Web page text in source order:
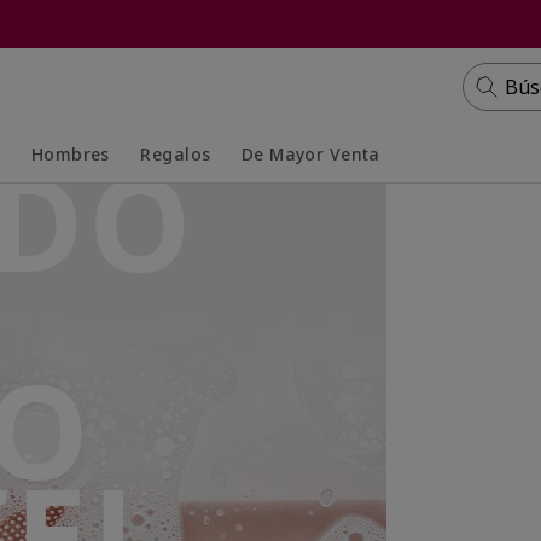
Hombres Regalos De Mayor Venta